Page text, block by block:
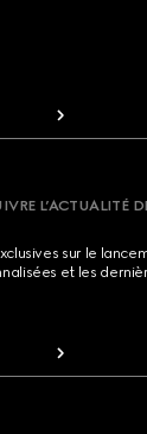
L’ACTUALITÉ
sur le
et les